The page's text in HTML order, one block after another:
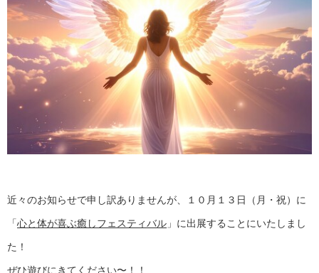
近々のお知らせで申し訳ありませんが、１０月１３日（月・祝）に
「心と体が喜ぶ癒しフェスティバル 」に出展することにいたしまし
た！
ぜひ遊びにきてください〜！！